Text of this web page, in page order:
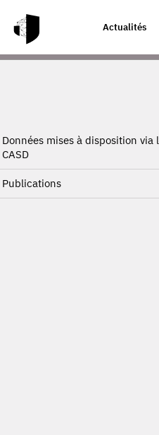
Actualités
ACCUEIL
Données mises à disposition via
CASD
Publications